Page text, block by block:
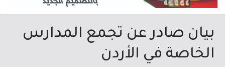
بيان صادر عن تجمع المدارس
الخاصة في الأردن